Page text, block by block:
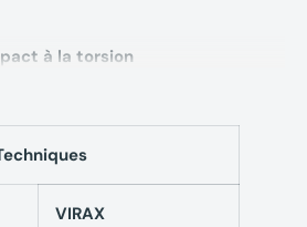
à la torsion
techniques
embouts VIRAX
VIRAX